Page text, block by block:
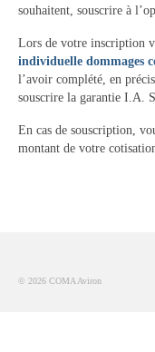
l’Aviron
Description
Le jargon
Section «
souhaitent, souscrire à
Lors de votre inscription
individuelle dommages
l’avoir complété, en
souscrire la garantie I.A.
En cas de souscription,
montant de votre
© 2026 COMA Aviron